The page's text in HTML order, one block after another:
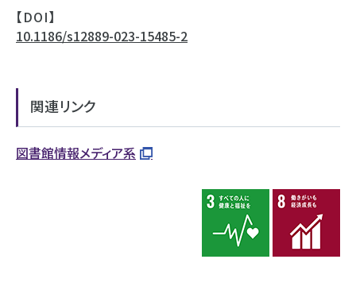
【DOI】
10.1186/s12889-023-15485-2
関連リンク
図書館情報メディア系